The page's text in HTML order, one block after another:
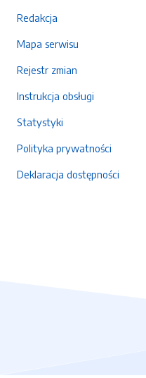
Redakcja
Mapa serwisu
Rejestr zmian
Instrukcja obsługi
Statystyki
Polityka prywatności
Deklaracja dostępności